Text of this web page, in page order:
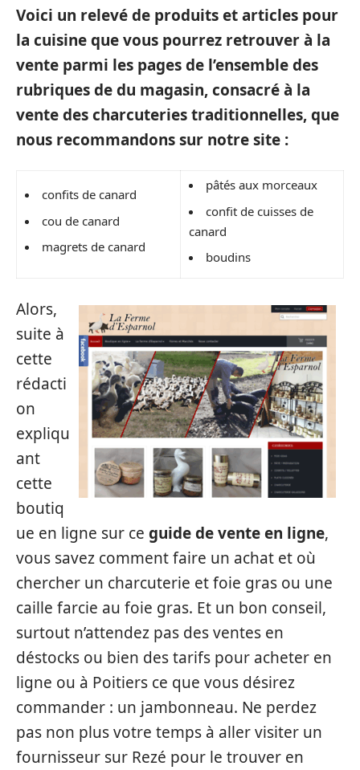
Voici un relevé de produits et articles pour
la cuisine que vous pourrez retrouver à la
vente parmi les pages de l’ensemble des
rubriques de du magasin, consacré à la
vente des charcuteries traditionnelles, que
nous recommandons sur notre site :
confits de canard
cou de canard
magrets de canard
pâtés aux morceaux
confit de cuisses de
canard
boudins
Alors,
suite à
cette
rédacti
on
expliqu
ant
cette
boutiq
ue en ligne sur ce guide de vente en ligne,
vous savez comment faire un achat et où
chercher un charcuterie et foie gras ou une
caille farcie au foie gras. Et un bon conseil,
surtout n’attendez pas des ventes en
déstocks ou bien des tarifs pour acheter en
ligne ou à Poitiers ce que vous désirez
commander : un jambonneau. Ne perdez
pas non plus votre temps à aller visiter un
fournisseur sur Rezé pour le trouver en